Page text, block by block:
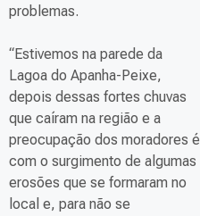
problemas.
“Estivemos na parede da
Lagoa do Apanha-Peixe,
depois dessas fortes chuvas
que caíram na região e a
preocupação dos moradores é
com o surgimento de algumas
erosões que se formaram no
local e, para não se